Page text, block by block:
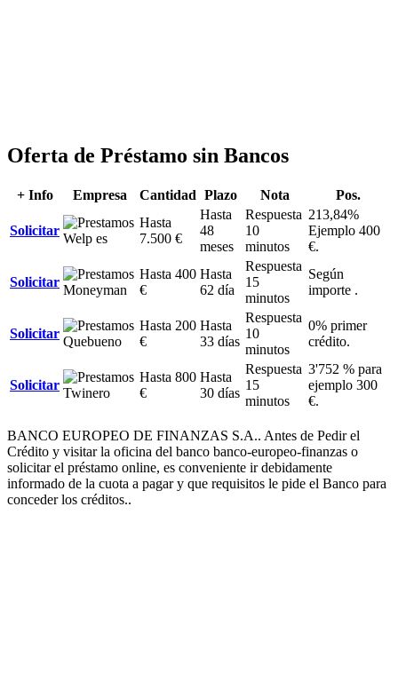
Oferta de Préstamo sin Bancos
+ Info Empresa Cantidad Plazo Nota Pos.
Solicitar
Hasta
7.500 €
Hasta
48
meses
Respuesta
10
minutos
213,84%
Ejemplo 400
€.
Solicitar
Hasta 400
€
Hasta
62 día
Respuesta
15
minutos
Según
importe .
Solicitar
Hasta 200
€
Hasta
33 días
Respuesta
10
minutos
0% primer
crédito.
Solicitar
Hasta 800
€
Hasta
30 días
Respuesta
15
minutos
3'752 % para
ejemplo 300
€.
BANCO EUROPEO DE FINANZAS S.A.. Antes de Pedir el
Crédito y visitar la oficina del banco banco-europeo-finanzas o
solicitar el préstamo online, es conveniente ir debidamente
informado de la cuota a pagar y que requisitos le pide el Banco para
conceder los créditos..